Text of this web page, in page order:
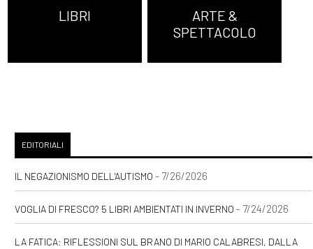
LIBRI
ARTE &
SPETTACOLO
EDITORIALI
IL NEGAZIONISMO DELL'AUTISMO - 7/26/2026
VOGLIA DI FRESCO? 5 LIBRI AMBIENTATI IN INVERNO - 7/24/2026
LA FATICA: RIFLESSIONI SUL BRANO DI MARIO CALABRESI, DALLA